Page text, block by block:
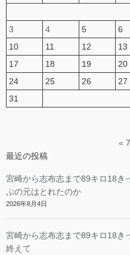
3
4 5 6
10
11 12 13
17
18 19 20
24
25 26 27
31
«
最近の投稿
宮崎から志布志まで89キロ18き
ぷの元はとれたのか
2026年8月4日
宮崎から志布志まで89キロ18き
終えて